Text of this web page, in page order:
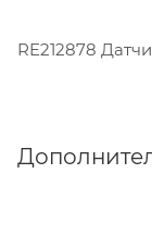
RE212878